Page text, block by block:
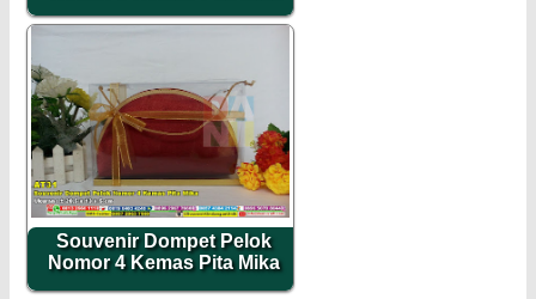
Souvenir Dompet Pelok
Nomor 4 Kemas Pita Mika